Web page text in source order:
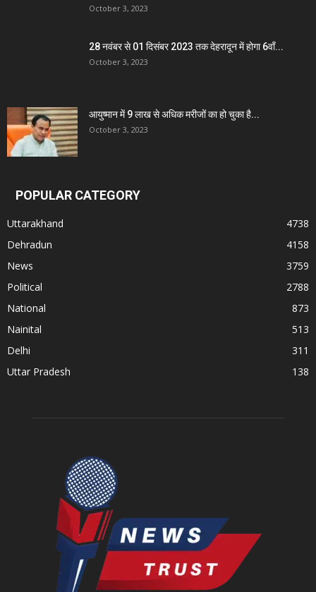
October 3, 2023
28 नवंबर से 01 दिसंबर 2023 तक देहरादून में होगा 6वाँ...
October 3, 2023
आयुष्मान में 9 लाख से अधिक मरीजों का हो चुका है...
October 3, 2023
POPULAR CATEGORY
Uttarakhand
4738
Dehradun
4158
News
3759
Political
2788
National
873
Nainital
513
Delhi
311
Uttar Pradesh
138